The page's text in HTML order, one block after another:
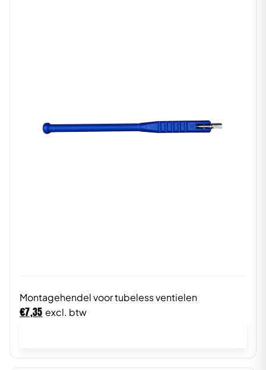
Montagehendel voor tubeless ventielen
€7,35 excl. btw